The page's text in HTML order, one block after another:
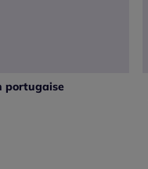
portugaise